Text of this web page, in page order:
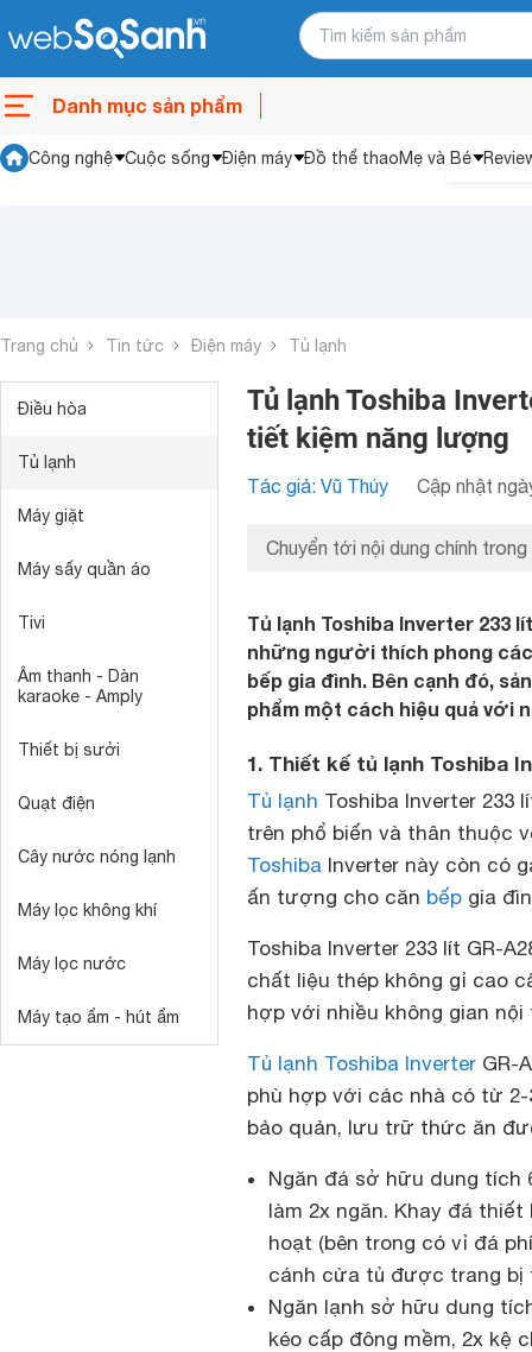
Danh mục sản phẩm
Công nghệ Cuộc sống Điện máy Đồ thể thaoMẹ và Bé
Trang chủ Tin tức Điện máy Tủ lạnh
Điều hòa
Tủ lạnh
Máy giặt
Máy sấy quần áo
Tivi
Âm thanh - Dàn
karaoke - Amply
Thiết bị sưởi
Quạt điện
Cây nước nóng lạnh
Máy lọc không khí
Máy lọc nước
Máy tạo ẩm - hút ẩm
Tủ lạnh Toshiba
tiết kiệm năng lượng
Tác giả: Vũ Thúy Cập nhật
Chuyển tới nội dung chính trong
Tủ lạnh Toshiba Inverter 233
những người thích phong
bếp gia đình. Bên cạnh đó,
phẩm một cách hiệu quả với
1. Thiết kế tủ lạnh Toshiba
Tủ lạnh Toshiba Inverter 233
trên phổ biến và thân thuộc
Toshiba Inverter này còn có
ấn tượng cho căn bếp gia
Toshiba Inverter 233 lít GR-
chất liệu thép không gỉ cao
hợp với nhiều không gian
Tủ lạnh Toshiba Inverter GR-
phù hợp với các nhà có từ
bảo quản, lưu trữ thức ăn
Ngăn đá sở hữu dung tích
làm 2x ngăn. Khay đá
hoạt (bên trong có vỉ đá
cánh cửa tủ được trang bị
Ngăn lạnh sở hữu dung
kéo cấp đông mềm, 2x kệ